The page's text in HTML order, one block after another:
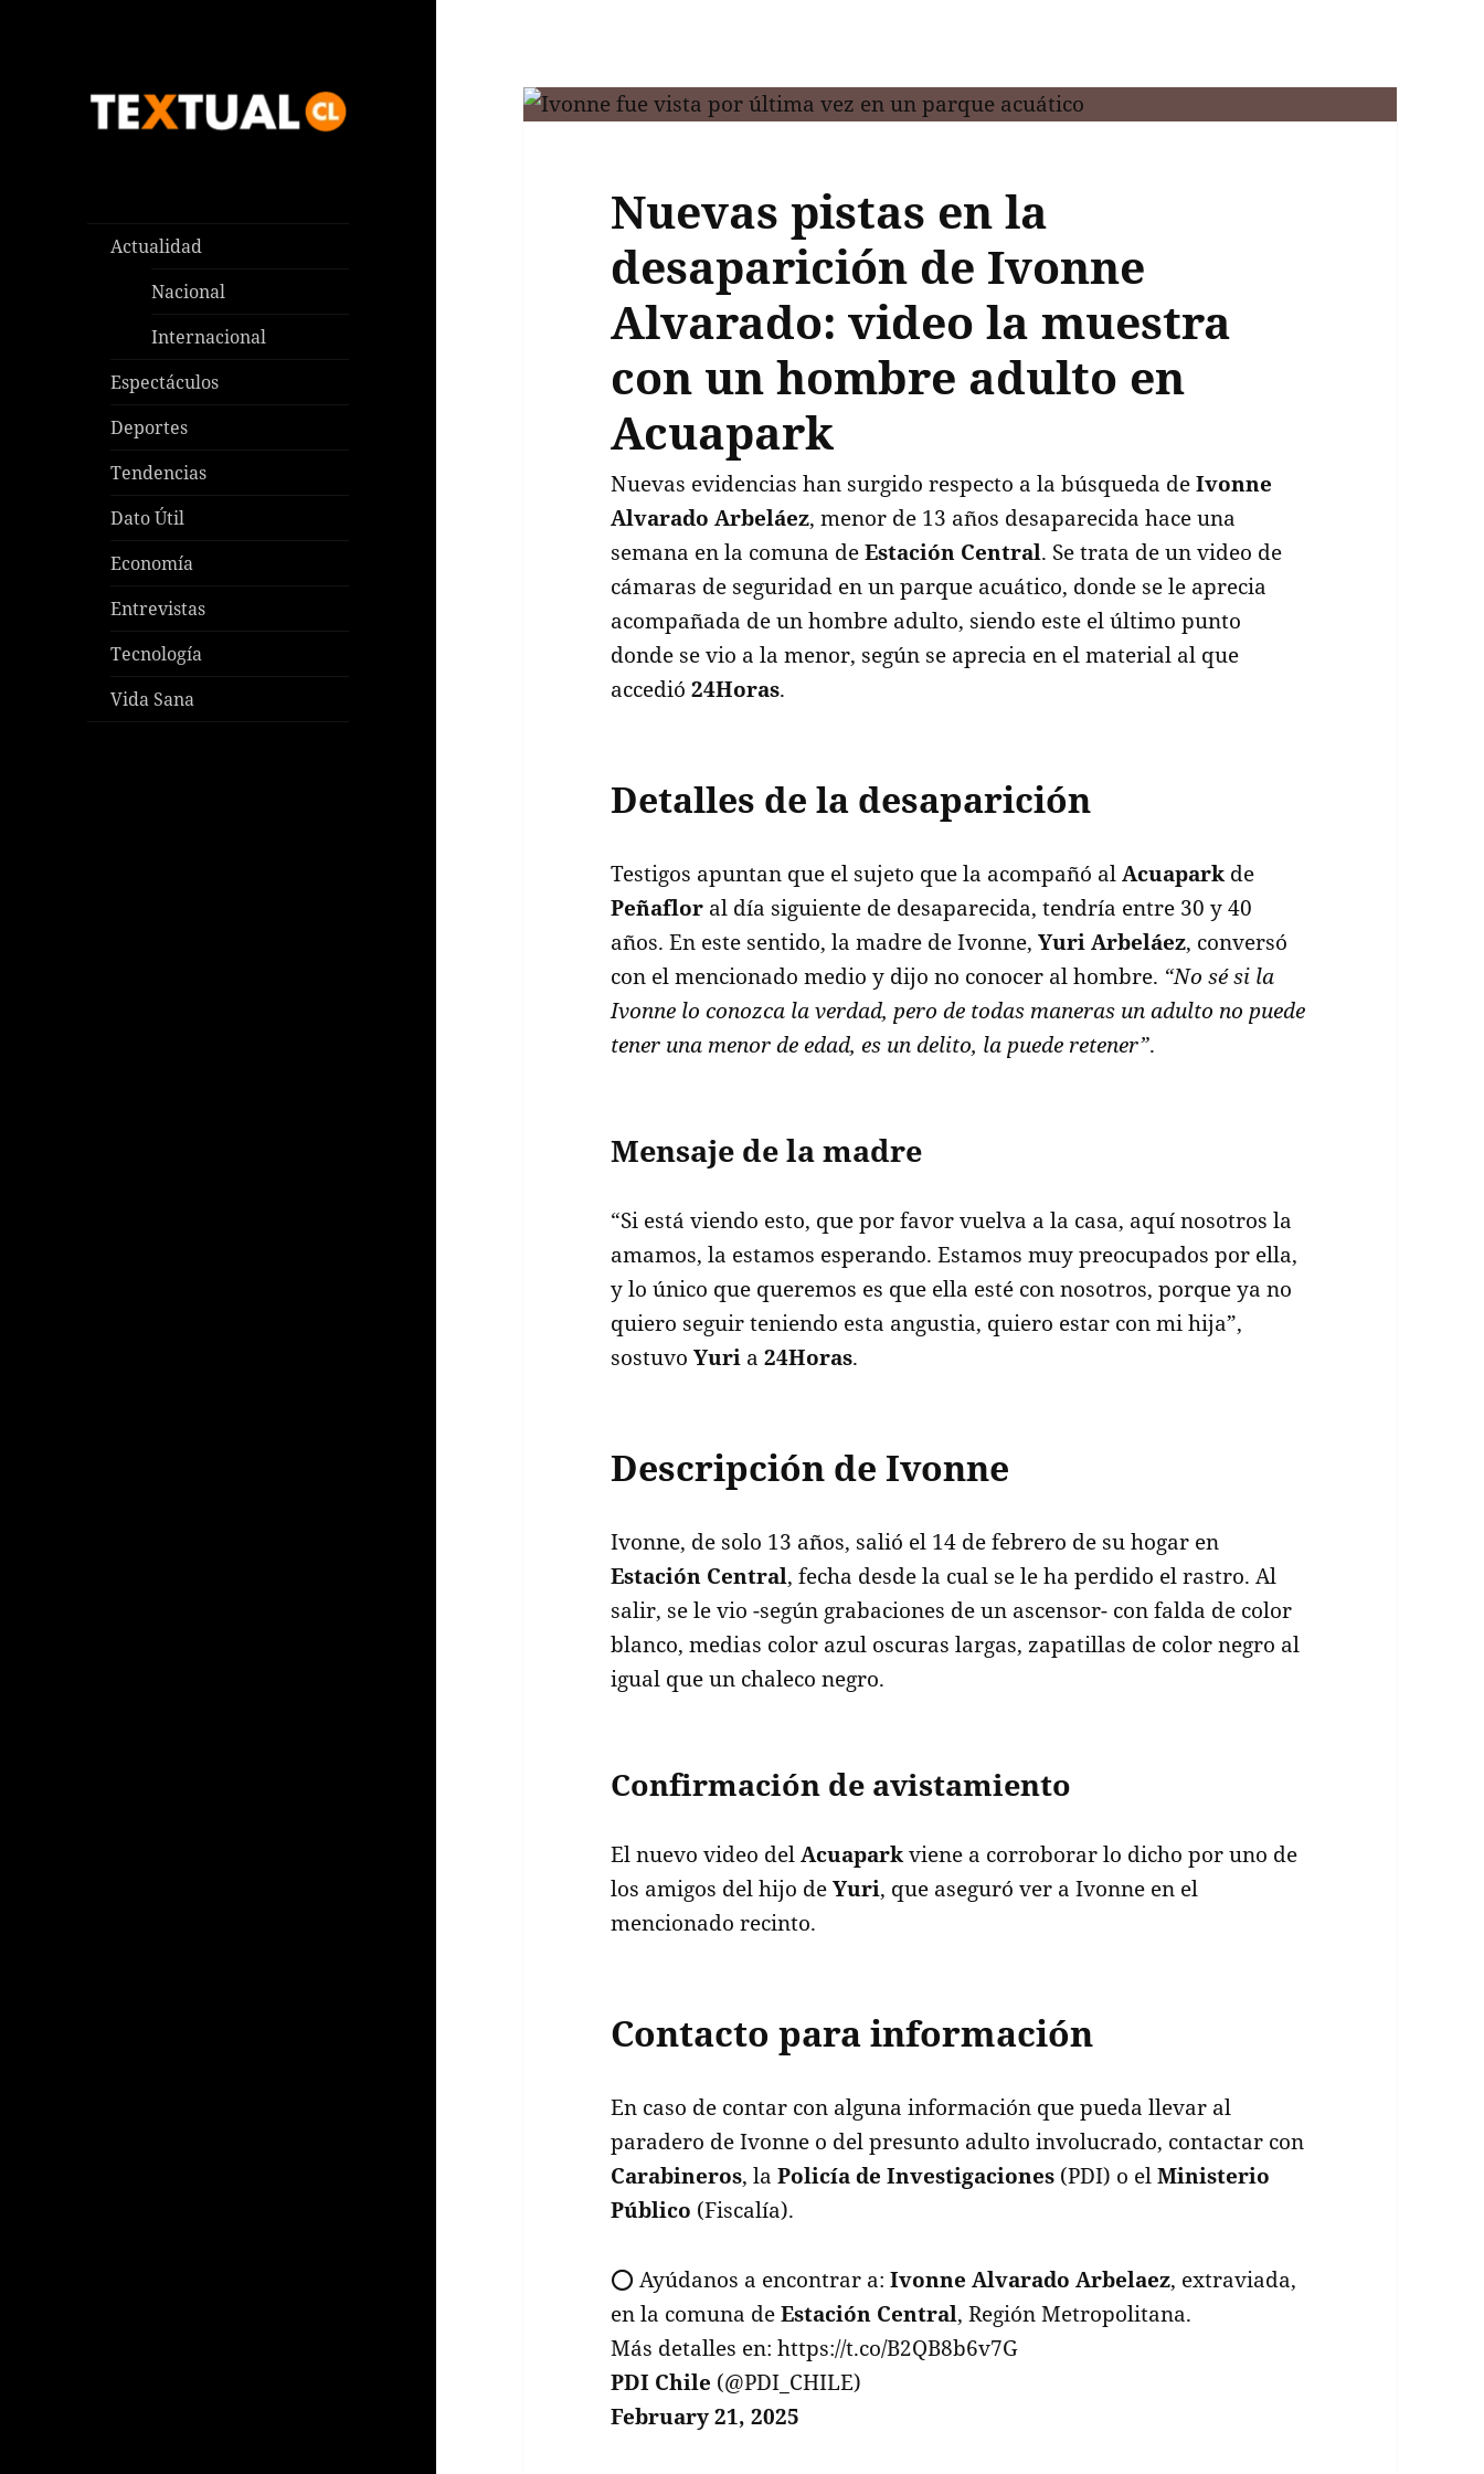
Actualidad
Nacional
Internacional
Espectáculos
Deportes
Tendencias
Dato Útil
Economía
Entrevistas
Tecnología
Vida Sana
Nuevas pistas en la
desaparición de Ivonne
Alvarado: video la muestra
con un hombre adulto en
Acuapark
Nuevas evidencias han surgido respecto a la búsqueda deIvonne
Alvarado Arbeláez, menor de 13 años desaparecida hace una
semana en la comuna deEstación Central. Se trata de un video de
cámaras de seguridad en un parque acuático, donde se le aprecia
acompañada de un hombre adulto, siendo este el último punto
donde se vio a la menor, según se aprecia en el material al que
accedió24Horas.
Detalles de la desaparición
Testigos apuntan que el sujeto que la acompañó alAcuapark de
Peñaflor al día siguiente de desaparecida, tendría entre 30 y 40
años. En este sentido, la madre de Ivonne,Yuri Arbeláez, conversó
con el mencionado medio y dijo no conocer al hombre. “No sé si la
Ivonne lo conozca la verdad, pero de todas maneras un adulto no puede
tener una menor de edad, es un delito, la puede retener”.
Mensaje de la madre
“Si está viendo esto, que por favor vuelva a la casa, aquí nosotros la
amamos, la estamos esperando. Estamos muy preocupados por ella,
y lo único que queremos es que ella esté con nosotros, porque ya no
quiero seguir teniendo esta angustia, quiero estar con mi hija”,
sostuvoYuri a24Horas.
Descripción de Ivonne
Ivonne, de solo 13 años, salió el 14 de febrero de su hogar en
Estación Central, fecha desde la cual se le ha perdido el rastro. Al
salir, se le vio -según grabaciones de un ascensor- con falda de color
blanco, medias color azul oscuras largas, zapatillas de color negro al
igual que un chaleco negro.
Confirmación de avistamiento
El nuevo video delAcuaparkviene a corroborar lo dicho por uno de
los amigos del hijo deYuri, que aseguró ver a Ivonne en el
mencionado recinto.
Contacto para información
En caso de contar con alguna información que pueda llevar al
paradero de Ivonne o del presunto adulto involucrado, contactar con
Carabineros, laPolicía de Investigaciones (PDI) o elMinisterio
Público (Fiscalía).
⭕️ Ayúdanos a encontrar a:Ivonne Alvarado Arbelaez, extraviada,
en la comuna deEstación Central, Región Metropolitana.
Más detalles en: https://t.co/B2QB8b6v7G
PDI Chile (@PDI_CHILE)
February 21, 2025